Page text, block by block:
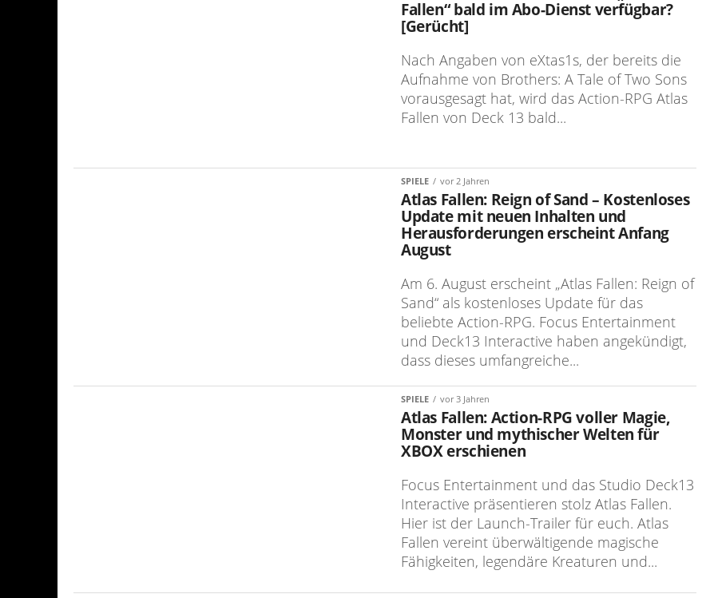
Fallen“ bald im Abo-Dienst verfügbar?
[Gerücht]
Nach Angaben von eXtas1s, der bereits die
Aufnahme von Brothers: A Tale of Two Sons
vorausgesagt hat, wird das Action-RPG Atlas
Fallen von Deck 13 bald...
SPIELE vor 2 Jahren
Atlas Fallen: Reign of Sand – Kostenloses
Update mit neuen Inhalten und
Herausforderungen erscheint Anfang
August
Am 6. August erscheint „Atlas Fallen: Reign of
Sand“ als kostenloses Update für das
beliebte Action-RPG. Focus Entertainment
und Deck13 Interactive haben angekündigt,
dass dieses umfangreiche...
SPIELE vor 3 Jahren
Atlas Fallen: Action-RPG voller Magie,
Monster und mythischer Welten für
XBOX erschienen
Focus Entertainment und das Studio Deck13
Interactive präsentieren stolz Atlas Fallen.
Hier ist der Launch-Trailer für euch. Atlas
Fallen vereint überwältigende magische
Fähigkeiten, legendäre Kreaturen und...